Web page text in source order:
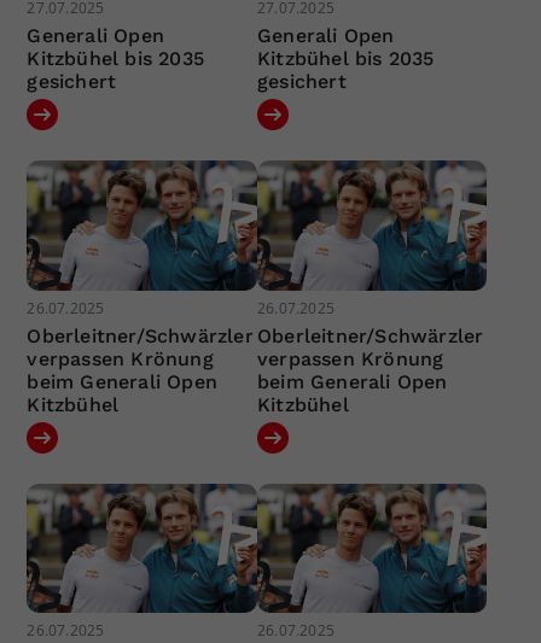
27.07.2025
Generali Open
Kitzbühel bis 2035
gesichert
27.07.2025
Generali Open
Kitzbühel bis 2035
gesichert
26.07.2025
Oberleitner/Schwärzler
verpassen Krönung
beim Generali Open
Kitzbühel
26.07.2025
Oberleitner/Schwärzler
verpassen Krönung
beim Generali Open
Kitzbühel
26.07.2025 26.07.2025